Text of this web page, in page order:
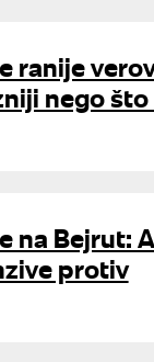
ranije
nego što
na Bejrut:
protiv